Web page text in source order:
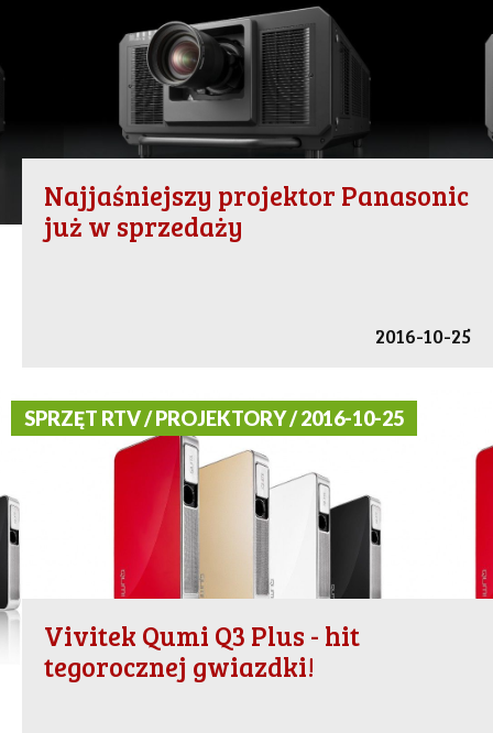
Najjaśniejszy projektor Panasonic
już w sprzedaży
2016-10-25
SPRZĘT RTV / PROJEKTORY / 2016-10-25
Vivitek Qumi Q3 Plus - hit
tegorocznej gwiazdki!